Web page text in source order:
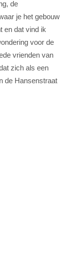
de
je het gebouw
en dat vind ik
voor de
vrienden van
zich als een
de Hansenstraat